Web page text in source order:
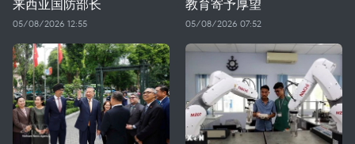
来西亚国防部长
05/08/2026 12:55
教育寄予厚望
05/08/2026 07:52